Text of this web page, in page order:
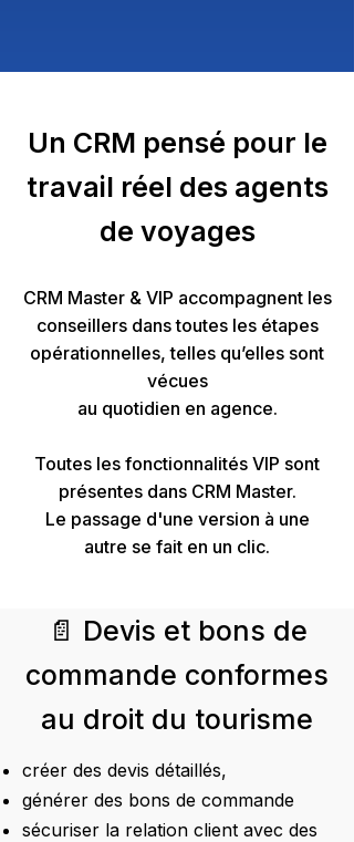
Un CRM pensé pour le
travail réel des agents
de voyages
CRM Master & VIP accompagnent les
conseillers dans toutes les étapes
opérationnelles, telles qu’elles sont
vécues
au quotidien en agence.
Toutes les fonctionnalités VIP sont
présentes dans CRM Master.
Le passage d'une version à une
autre se fait en un clic.
📄 Devis et bons de
commande conformes
au droit du tourisme
créer des devis détaillés,
générer des bons de commande
sécuriser la relation client avec des